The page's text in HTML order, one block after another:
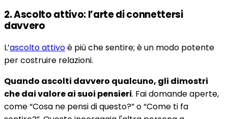
2. Ascolto attivo: l’arte di connettersi
davvero
L’ascolto attivoè più che sentire; è un modo potente
per costruire relazioni.
Quando ascolti davvero qualcuno, gli dimostri
che dai valore ai suoi pensieri. Fai domande aperte,
come “Cosa ne pensi di questo?” o “Come ti fa